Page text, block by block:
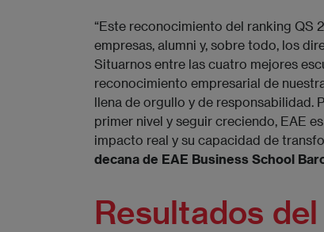
“Este reconocimiento del ranking QS
empresas, alumni y, sobre todo, los
Situarnos entre las cuatro mejores
reconocimiento empresarial de
llena de orgullo y de responsabilidad.
primer nivel y seguir creciendo, EAE
impacto real y su capacidad de
decana de EAE Business School
Resultados